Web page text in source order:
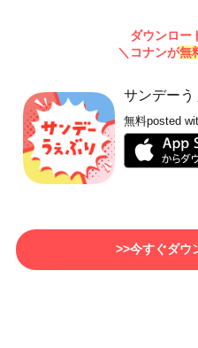
ダウンロー
＼コナンが無
サンデーう
無料posted
>>今すぐダウ